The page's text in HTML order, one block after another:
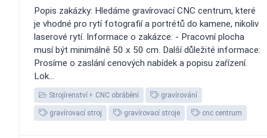
Popis zakázky: Hledáme gravírovací CNC centrum, které
je vhodné pro rytí fotografií a portrétů do kamene, nikoliv
laserové rytí. Informace o zakázce: - Pracovní plocha
musí být minimálně 50 x 50 cm. Další důležité informace:
Prosíme o zaslání cenových nabídek a popisu zařízení.
Lok...
Strojírenství CNC obrábění gravírování
gravírovací stroj gravírovací stroje cnc centrum